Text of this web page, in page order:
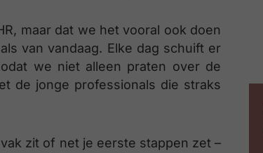
maar dat we het vooral ook doen
van vandaag. Elke dag schuift er
we niet alleen praten over de
de jonge professionals die straks
zit of net je eerste stappen zet –